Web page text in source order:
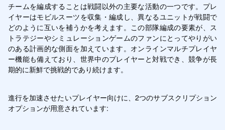
チームを編成することは戦闘以外の主要な活動の一つです。プレ
イヤーはモビルスーツを収集・編成し、異なるユニットが戦闘で
どのように互いを補うかを考えます。この部隊編成の要素が、ス
トラテジーやシミュレーションゲームのファンにとってやりがい
のある計画的な側面を加えています。オンラインマルチプレイヤ
ー機能も備えており、世界中のプレイヤーと対戦でき、競争が長
期的に新鮮で挑戦的であり続けます。
進行を加速させたいプレイヤー向けに、2つのサブスクリプション
オプションが用意されています: